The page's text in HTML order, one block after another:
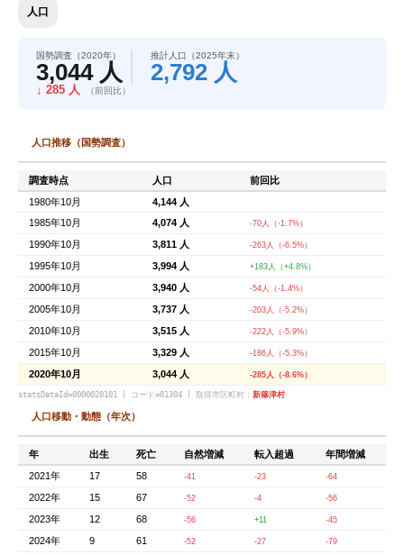
人口
国勢調査（2020年）
3,044 人
↓ 285 人 （前回比）
推計人口（2025年末）
2,792 人
人口推移（国勢調査）
調査時点 人口
前回比
1980年10月
4,144 人
1985年10月
4,074 人 -70人（-1.7%）
1990年10月 3,811 人 -263人（-6.5%）
1995年10月 3,994 人 +183人（+4.8%）
2000年10月 3,940 人 -54人（-1.4%）
2005年10月 3,737 人 -203人（-5.2%）
2010年10月 3,515 人 -222人（-5.9%）
2015年10月 3,329 人 -186人（-5.3%）
2020年10月 3,044 人 -285人（-8.6%）
statsDataId=0000020101 | コード=01304 | 取得市区町村： 新篠津村
人口移動・動態（年次）
年 出生 死亡 自然増減 転入超過
年間増減
2021年
17 58 -41 -23 -64
2022年 15 67 -52 -4 -56
2023年 12 68 -56 +11 -45
2024年 9 61 -52 -27 -79